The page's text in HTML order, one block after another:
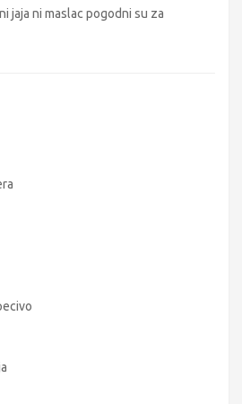
jaja ni maslac pogodni su za